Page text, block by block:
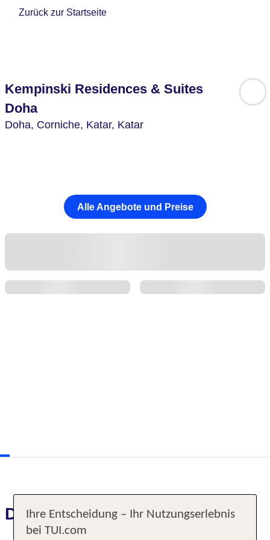
Zurück zur Startseite
Kempinski Residences & Suites
Doha
Doha, Corniche, Katar, Katar
Alle Angebote und Preise
Das erwartet Sie
Ihre Entscheidung – Ihr Nutzungserlebnis
bei TUI.com